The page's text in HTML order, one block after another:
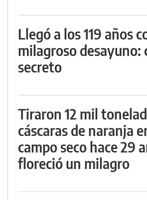
Llegó a los 119 años
milagroso desayuno:
secreto
Tiraron 12 mil
cáscaras de naranja
campo seco hace 29
floreció un milagro